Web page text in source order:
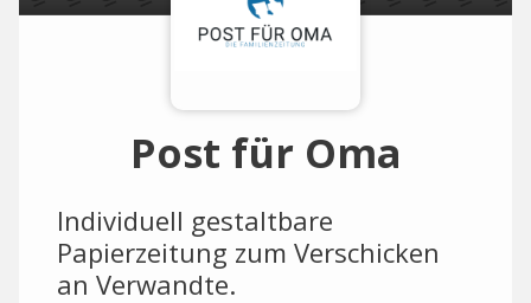
Post für Oma
Individuell gestaltbare
Papierzeitung zum Verschicken
an Verwandte.